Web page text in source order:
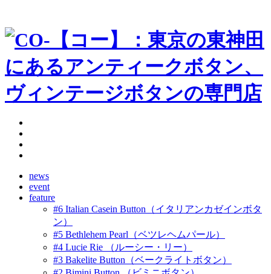
news
event
feature
#6 Italian Casein Button（イタリアンカゼインボタ
ン）
#5 Bethlehem Pearl（ベツレヘムパール）
#4 Lucie Rie （ルーシー・リー）
#3 Bakelite Button（ベークライトボタン）